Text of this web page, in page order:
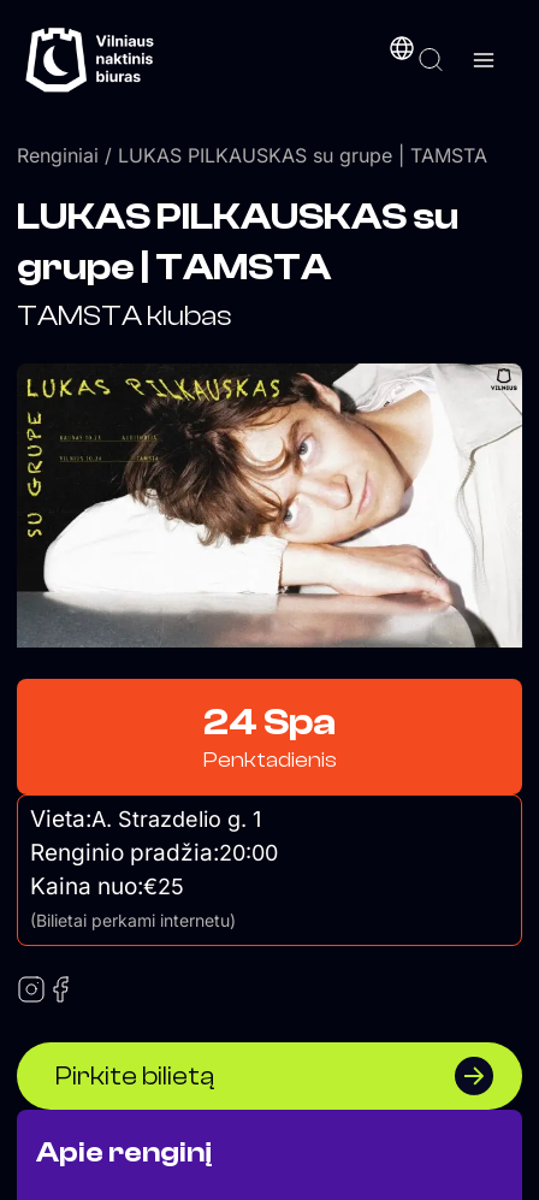
prie
turinio
Renginiai / LUKAS PILKAUSKAS su grupe | TAMSTA
Apie renginį
LUKAS PILKAUSKAS su
grupe | TAMSTA
TAMSTA klubas
24 Spa
Penktadienis
Vieta:A. Strazdelio g. 1
Renginio pradžia:20:00
Kaina nuo:€25
(Bilietai perkami internetu)
Pirkite bilietą